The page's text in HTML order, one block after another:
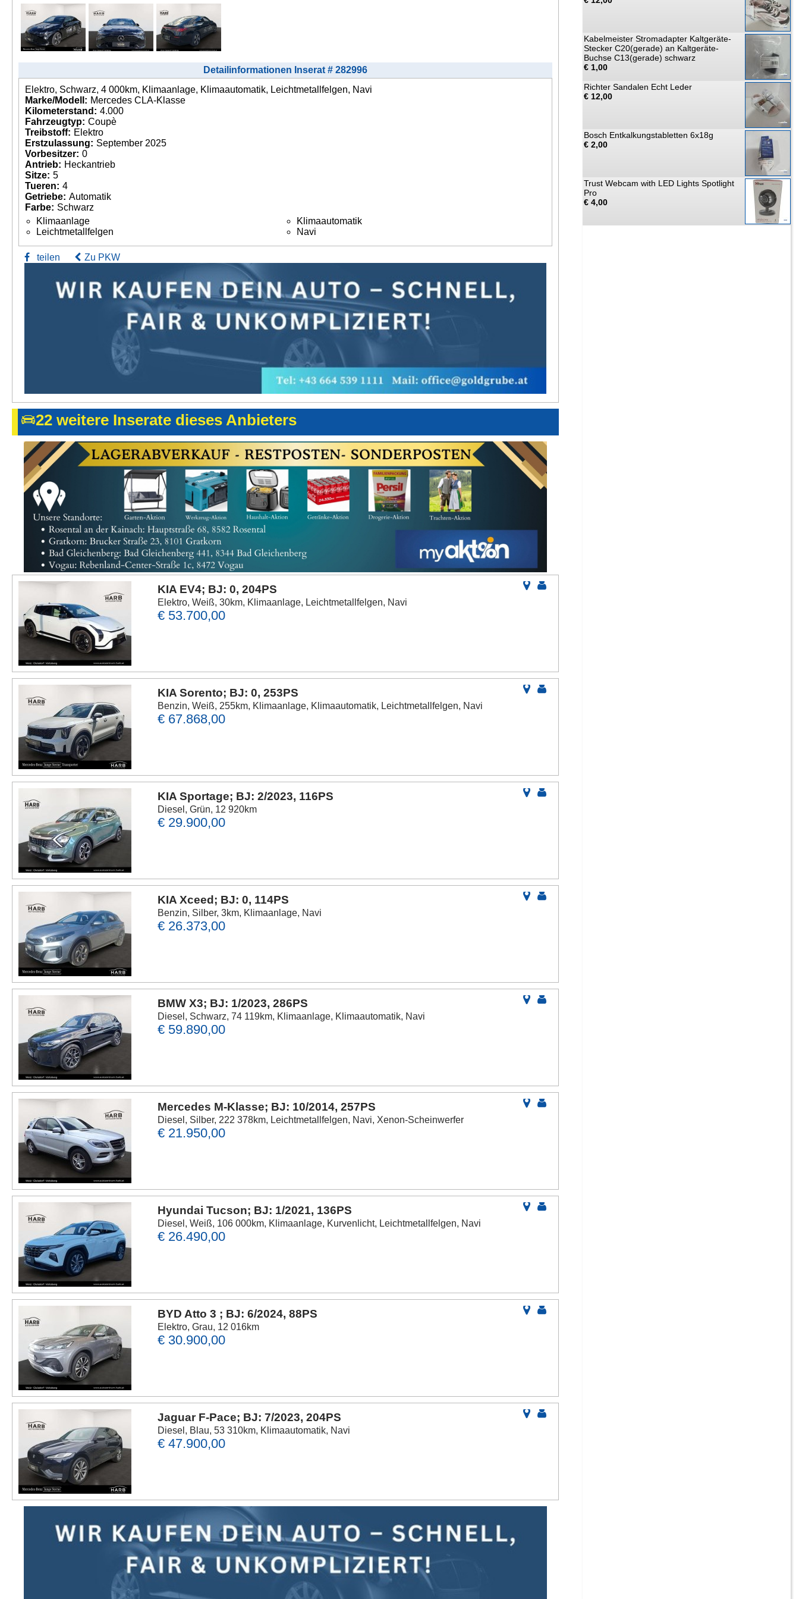
Kabelmeister Stromadapter Kaltgeräte-
Stecker C20(gerade) an Kaltgeräte-
Buchse C13(gerade) schwarz
€ 1,00
Richter Sandalen Echt Leder
€ 12,00
Bosch Entkalkungstabletten 6x18g
€ 2,00
Trust Webcam with LED Lights Spotlight
Pro
€ 4,00
Detailinformationen Inserat # 282996
Elektro, Schwarz, 4 000km, Klimaanlage, Klimaautomatik, Leichtmetallfelgen, Navi
Marke/Modell: Mercedes CLA-Klasse
Kilometerstand: 4.000
Fahrzeugtyp: Coupè
Treibstoff: Elektro
Erstzulassung: September 2025
Vorbesitzer: 0
Antrieb: Heckantrieb
Sitze: 5
Tueren: 4
Getriebe: Automatik
Farbe: Schwarz
Klimaanlage
Klimaautomatik
Leichtmetallfelgen
Navi
teilen Zu PKW
22 weitere Inserate dieses Anbieters
KIA EV4; BJ: 0, 204PS
Elektro, Weiß, 30km, Klimaanlage, Leichtmetallfelgen, Navi
€ 53.700,00
KIA Sorento; BJ: 0, 253PS
Benzin, Weiß, 255km, Klimaanlage, Klimaautomatik, Leichtmetallfelgen, Navi
€ 67.868,00
KIA Sportage; BJ: 2/2023, 116PS
Diesel, Grün, 12 920km
€ 29.900,00
KIA Xceed; BJ: 0, 114PS
Benzin, Silber, 3km, Klimaanlage, Navi
€ 26.373,00
BMW X3; BJ: 1/2023, 286PS
Diesel, Schwarz, 74 119km, Klimaanlage, Klimaautomatik, Navi
€ 59.890,00
Mercedes M-Klasse; BJ: 10/2014, 257PS
Diesel, Silber, 222 378km, Leichtmetallfelgen, Navi, Xenon-Scheinwerfer
€ 21.950,00
Hyundai Tucson; BJ: 1/2021, 136PS
Diesel, Weiß, 106 000km, Klimaanlage, Kurvenlicht, Leichtmetallfelgen, Navi
€ 26.490,00
BYD Atto 3 ; BJ: 6/2024, 88PS
Elektro, Grau, 12 016km
€ 30.900,00
Jaguar F-Pace; BJ: 7/2023, 204PS
Diesel, Blau, 53 310km, Klimaautomatik, Navi
€ 47.900,00